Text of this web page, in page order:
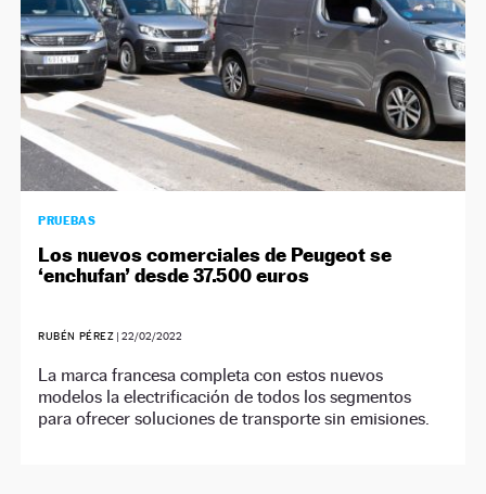
PRUEBAS
Los nuevos comerciales de Peugeot se
‘enchufan’ desde 37.500 euros
RUBÉN PÉREZ |22/02/2022
La marca francesa completa con estos nuevos
modelos la electrificación de todos los segmentos
para ofrecer soluciones de transporte sin emisiones.